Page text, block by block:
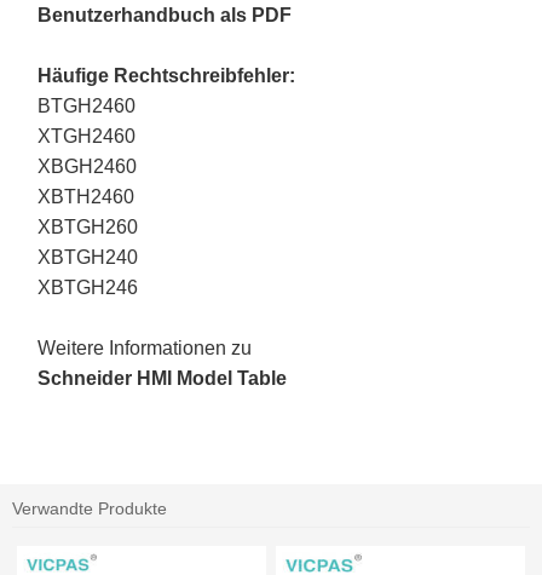
Benutzerhandbuch als PDF
Häufige Rechtschreibfehler:
BTGH2460
XTGH2460
XBGH2460
XBTH2460
XBTGH260
XBTGH240
XBTGH246
Weitere Informationen zu
Schneider HMI Model Table
Verwandte Produkte